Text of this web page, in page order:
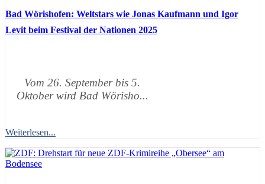
Bad Wörishofen: Weltstars wie Jonas Kaufmann und Igor
Levit beim Festival der Nationen 2025
Vom 26. September bis 5.
Oktober wird Bad Wörisho...
Weiterlesen...